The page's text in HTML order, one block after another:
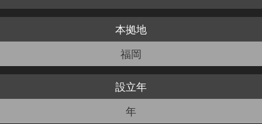
エントリー
JBCF ROAD SERIESとは
本拠地
福岡
設立年
年